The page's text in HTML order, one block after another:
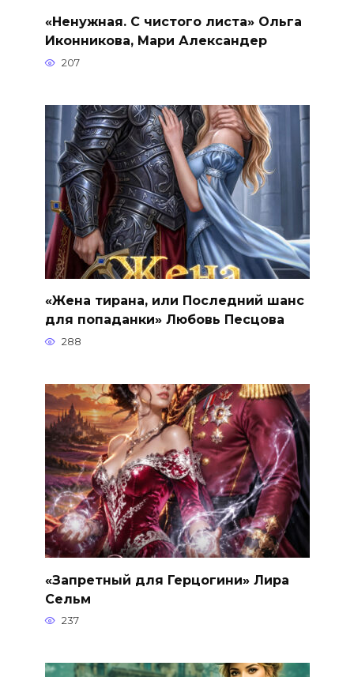
«Ненужная. С чистого листа» Ольга
Иконникова, Мари Александер
207
«Жена тирана, или Последний шанс
для попаданки» Любовь Песцова
288
«Запретный для Герцогини» Лира
Сельм
237